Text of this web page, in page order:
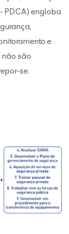
PDCA) engloba
e
não são
se.